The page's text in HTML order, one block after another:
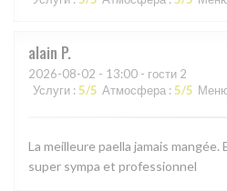
alain P
2026-08-02 - 13:00 - гости 2
Услуги : 5/5 Атмосфера : 5/5
La meilleure paella jamais
super sympa et professionnel